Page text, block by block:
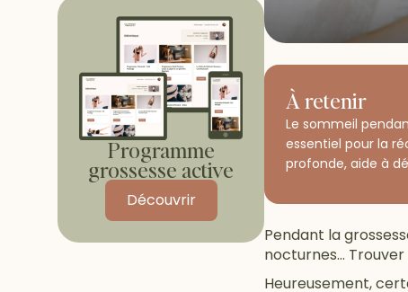
Programme
grossesse active
Découvrir
À retenir
Le sommeil
essentiel pour la
profonde, aide à
Pendant la
nocturnes…
Heureusement,